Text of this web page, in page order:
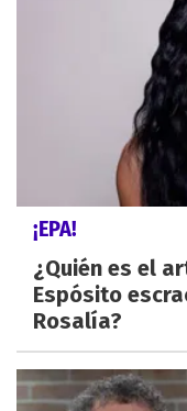
¡EPA!
¿Quién es el
Espósito
Rosalía?